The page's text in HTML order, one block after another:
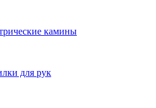
камины
для рук